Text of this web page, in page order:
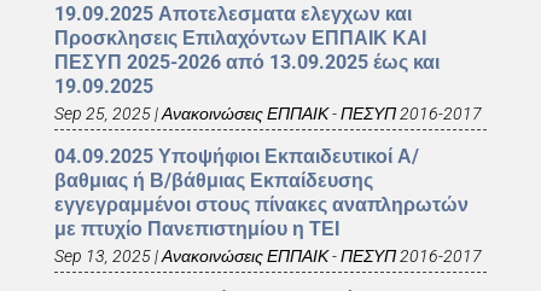
19.09.2025 Αποτελεσματα ελεγχων και
Προσκλησεις Επιλαχόντων ΕΠΠΑΙΚ ΚΑΙ
ΠΕΣΥΠ 2025-2026 από 13.09.2025 έως και
19.09.2025
Sep 25, 2025|Ανακοινώσεις ΕΠΠΑΙΚ - ΠΕΣΥΠ 2016-2017
04.09.2025 Υποψήφιοι Εκπαιδευτικοί Α/
βαθμιας ή Β/βάθμιας Εκπαίδευσης
εγγεγραμμένοι στους πίνακες αναπληρωτών
με πτυχίο Πανεπιστημίου η ΤΕΙ
Sep 13, 2025|Ανακοινώσεις ΕΠΠΑΙΚ - ΠΕΣΥΠ 2016-2017